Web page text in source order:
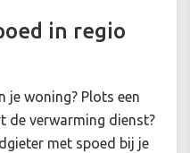
in regio
je woning? Plots een
de verwarming dienst?
met spoed bij je